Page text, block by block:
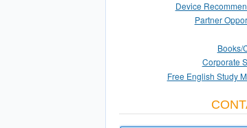
Device
Partner
Books/
Corporate
Free English Study